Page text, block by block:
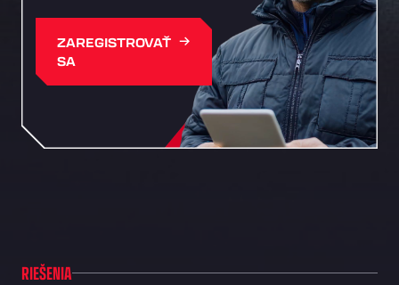
ZAREGISTROVAŤ
SA
RIEŠENIA